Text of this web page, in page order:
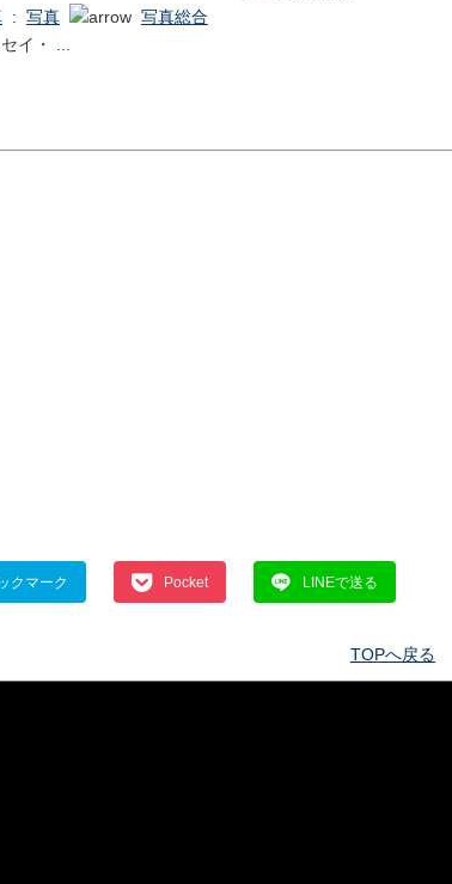
: 写真
写真総合
イ・ ...
クマーク Pocket LINEで送る
TOPへ戻る